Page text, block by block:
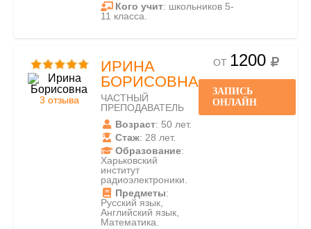
Кого учит: школьников 5-
11 класса.
3 отзыва
ИРИНА
БОРИСОВНА
ЧАСТНЫЙ
ПРЕПОДАВАТЕЛЬ
Возраст: 50 лет.
Стаж: 28 лет.
Образование:
Харьковский
институт
радиоэлектроники.
Предметы:
Русский язык,
Английский язык,
Математика.
ОТ 1200
ЗАПИСЬ
ОНЛАЙН